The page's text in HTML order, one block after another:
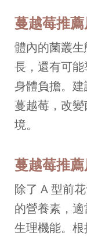
蔓越莓推
體內的菌叢
長，還有可
身體負擔。
蔓越莓，改
境。
蔓越莓推
除了 A 型前
的營養素，
生理機能。